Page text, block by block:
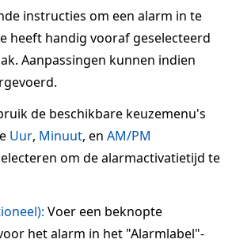
instructies om een alarm in te
heeft handig vooraf geselecteerd
Aanpassingen kunnen indien
de beschikbare keuzemenu's
Uur, Minuut, en AM/PM
om de alarmactivatietijd te
Voer een beknopte
het alarm in het "Alarmlabel"-